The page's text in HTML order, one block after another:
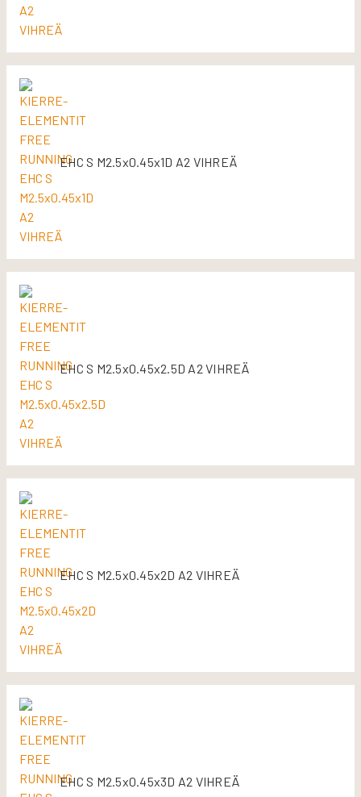
EHC S M2.5x0.45x1D A2 VIHREÄ
EHC S M2.5x0.45x2.5D A2 VIHREÄ
EHC S M2.5x0.45x2D A2 VIHREÄ
EHC S M2.5x0.45x3D A2 VIHREÄ